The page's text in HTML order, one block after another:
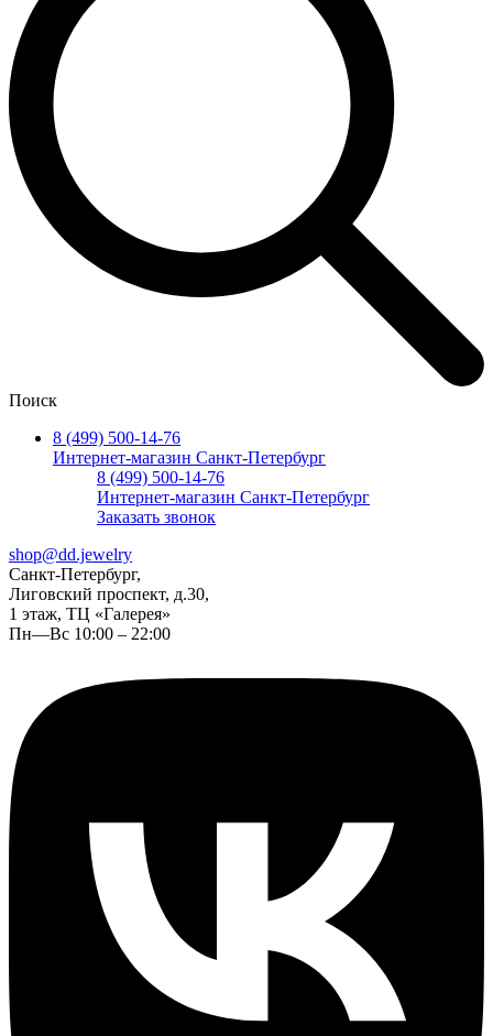
Поиск
8 (499) 500-14-76
Интернет-магазин Санкт-Петербург
8 (499) 500-14-76
Интернет-магазин Санкт-Петербург
Заказать звонок
shop@dd.jewelry
Санкт-Петербург,
Лиговский проспект, д.30,
1 этаж, ТЦ «Галерея»
Пн—Вс 10:00 – 22:00